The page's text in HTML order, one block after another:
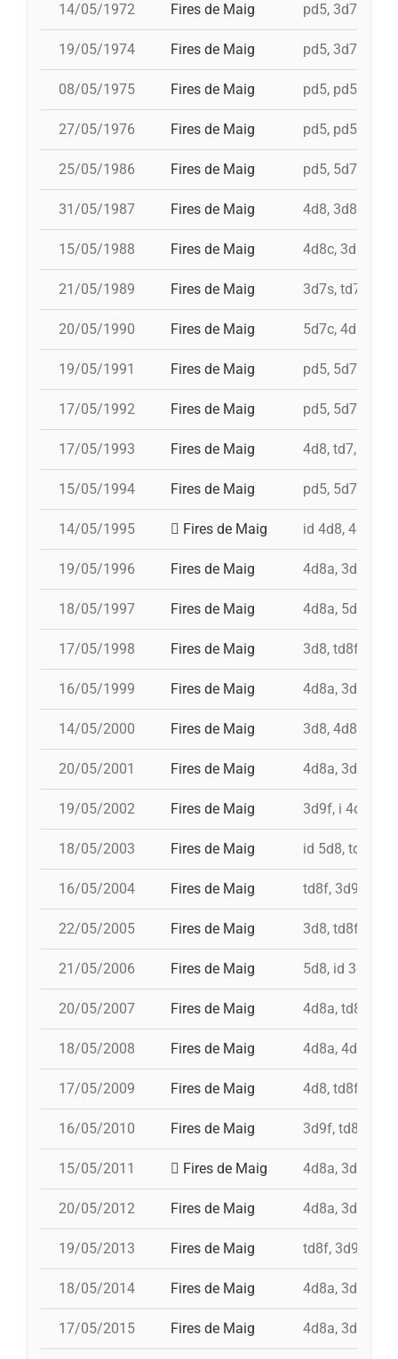
14/05/1972 Fires de Maig pd5, 3d7c,
19/05/1974 Fires de Maig pd5, 3d7, td7c,
08/05/1975 Fires de Maig pd5, pd5, 3d7,
27/05/1976 Fires de Maig pd5, pd5, pd5,
25/05/1986 Fires de Maig pd5, 5d7, td7,
31/05/1987 Fires de Maig 4d8, 3d8, td8fc
15/05/1988 Fires de Maig 4d8c, 3d8c,
21/05/1989 Fires de Maig 3d7s, td7, 4d8
20/05/1990 Fires de Maig 5d7c, 4d8, i
19/05/1991 Fires de Maig pd5, 5d7, td7,
17/05/1992 Fires de Maig pd5, 5d7, 4d8,
17/05/1993 Fires de Maig 4d8, td7, 5d7,
15/05/1994 Fires de Maig pd5, 5d7, td7,
14/05/1995 Fires de Maig id 4d8, 4d8,
19/05/1996 Fires de Maig 4d8a, 3d8,
18/05/1997 Fires de Maig 4d8a, 5d8,
17/05/1998 Fires de Maig 3d8, td8f, 4d8,
16/05/1999 Fires de Maig 4d8a, 3d8,
14/05/2000 Fires de Maig 3d8, 4d8a,
20/05/2001 Fires de Maig 4d8a, 3d9f,
19/05/2002 Fires de Maig 3d9f, i 4d9f,
18/05/2003 Fires de Maig id 5d8, td8f,
16/05/2004 Fires de Maig td8f, 3d9f,
22/05/2005 Fires de Maig 3d8, td8f,
21/05/2006 Fires de Maig 5d8, id 3d9f,
20/05/2007 Fires de Maig 4d8a, td8f,
18/05/2008 Fires de Maig 4d8a, 4d9fc,
17/05/2009 Fires de Maig 4d8, td8f, 3d8,
16/05/2010 Fires de Maig 3d9f, td8f,
15/05/2011 Fires de Maig 4d8a, 3d9f,
20/05/2012 Fires de Maig 4d8a, 3d9f,
19/05/2013 Fires de Maig td8f, 3d9f,
18/05/2014 Fires de Maig 4d8a, 3d9f,
17/05/2015 Fires de Maig 4d8a, 3d9f,